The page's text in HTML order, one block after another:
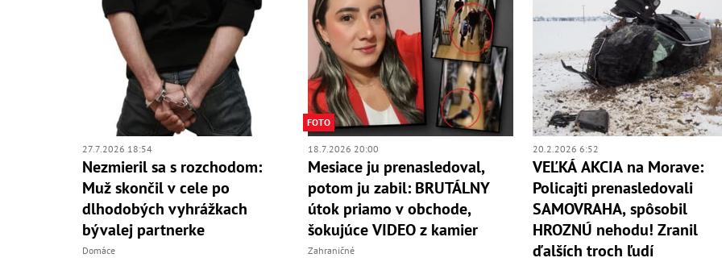
27.7.2026 18:54
Nezmieril sa s rozchodom:
Muž skončil v cele po
dlhodobých vyhrážkach
bývalej partnerke
Domáce
FOTO
18.7.2026 20:00
Mesiace ju prenasledoval,
potom ju zabil: BRUTÁLNY
útok priamo v obchode,
šokujúce VIDEO z kamier
Zahraničné
20.2.2026 6:52
VEĽKÁ AKCIA na Morave:
Policajti prenasledovali
SAMOVRAHA, spôsobil
HROZNÚ nehodu! Zranil
ďalších troch ľudí